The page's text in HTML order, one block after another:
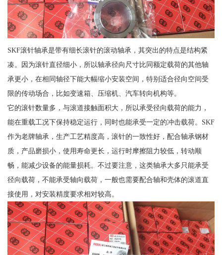
SKF滚针轴承是带有细长滚针的滚动轴承，其突出的特点是结构紧
凑。因为滚针直径细小，所以轴承径向尺寸比同额定载荷的其他轴
承更小，在相同轴径下能大幅缩小安装空间，特别适合径向空间受
限的传动场合，比如变速箱、压缩机、汽车转向机构等。
它的滚针数量多，与滚道接触面积大，所以承受径向载荷的能力，
能在重载工况下保持稳定运行，同时也能承受一定的冲击载荷。SKF
作为老牌轴承，生产工艺精度高，滚针的一致性好，配合轴承钢材
质，产品磨损小，使用寿命更长，运行时摩擦阻力较低，转动顺
畅，能减少设备的能量损耗。不过要注意，这类轴承大多只能承受
径向载荷，不能承受轴向载荷，一般也需要配合轴和壳体的滚道直
接使用，对安装精度要求相对较高。